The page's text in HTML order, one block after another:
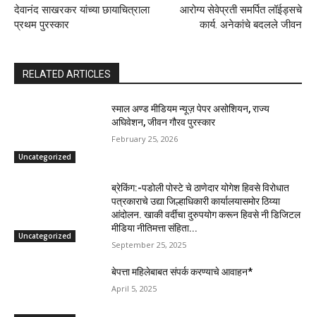
देवानंद साखरकर यांच्या छायाचित्राला
प्रथम पुरस्कार
आरोग्य सेवेप्रती समर्पित लॉईड्सचे
कार्य. अनेकांचे बदलले जीवन
RELATED ARTICLES
Uncategorized
स्माल अण्ड मीडियम न्यूज़ पेपर असोशियन, राज्य
अघिवेशन, जीवन गौरव पुरस्कार
February 25, 2026
Uncategorized
ब्रेकिंग:-पडोली पोस्टे चे ठाणेदार योगेश हिवसे विरोधात
पत्रकाराचे उद्या जिल्हाधिकारी कार्यालयासमोर ठिय्या
आंदोलन. खाकी वर्दीचा दुरुपयोग करून हिवसे नी डिजिटल
मीडिया नीतिमत्ता संहिता...
September 25, 2025
बेपत्ता महिलेबाबत संपर्क करण्याचे आवाहन*
April 5, 2025